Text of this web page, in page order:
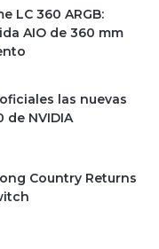
LC 360 ARGB:
AIO de 360 mm
las nuevas
de NVIDIA
Country Returns